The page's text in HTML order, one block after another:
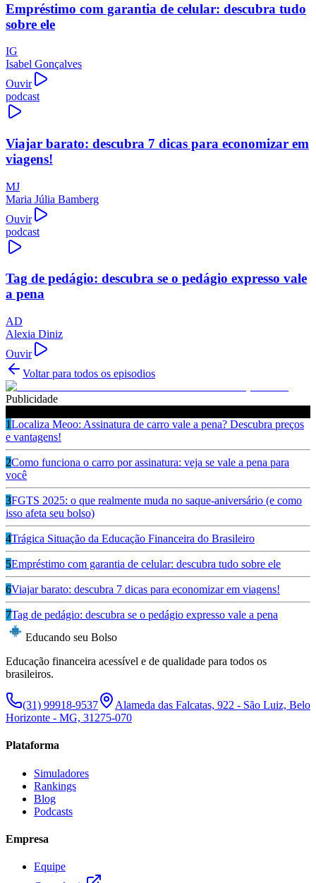
Empréstimo com garantia de celular: descubra tudo
sobre ele
IG
Isabel Gonçalves
Ouvir
podcast
Viajar barato: descubra 7 dicas para economizar em
viagens!
MJ
Maria Júlia Bamberg
Ouvir
podcast
Tag de pedágio: descubra se o pedágio expresso vale
a pena
AD
Alexia Diniz
Ouvir
Voltar para todos os episodios
Publicidade
1Localiza Meoo: Assinatura de carro vale a pena? Descubra preços
e vantagens!
2Como funciona o carro por assinatura: veja se vale a pena para
você
3FGTS 2025: o que realmente muda no saque-aniversário (e como
isso afeta seu bolso)
4Trágica Situação da Educação Financeira do Brasileiro
5Empréstimo com garantia de celular: descubra tudo sobre ele
6Viajar barato: descubra 7 dicas para economizar em viagens!
7Tag de pedágio: descubra se o pedágio expresso vale a pena
Educando seu Bolso
Educação financeira acessível e de qualidade para todos os
brasileiros.
(31) 99918-9537
Alameda das Falcatas, 922 - São Luiz, Belo
Horizonte - MG, 31275-070
Plataforma
Simuladores
Rankings
Blog
Podcasts
Empresa
Equipe